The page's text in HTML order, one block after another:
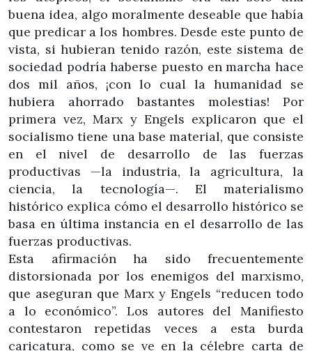
buena idea, algo moralmente deseable que había
que predicar a los hombres. Desde este punto de
vista, si hubieran tenido razón, este sistema de
sociedad podría haberse puesto en marcha hace
dos mil años, ¡con lo cual la humanidad se
hubiera ahorrado bastantes molestias! Por
primera vez, Marx y Engels explicaron que el
socialismo tiene una base material, que consiste
en el nivel de desarrollo de las fuerzas
productivas —la industria, la agricultura, la
ciencia, la tecnología—. El materialismo
histórico explica cómo el desarrollo histórico se
basa en última instancia en el desarrollo de las
fuerzas productivas.
Esta afirmación ha sido frecuentemente
distorsionada por los enemigos del marxismo,
que aseguran que Marx y Engels “reducen todo
a lo económico”. Los autores del Manifiesto
contestaron repetidas veces a esta burda
caricatura, como se ve en la célebre carta de